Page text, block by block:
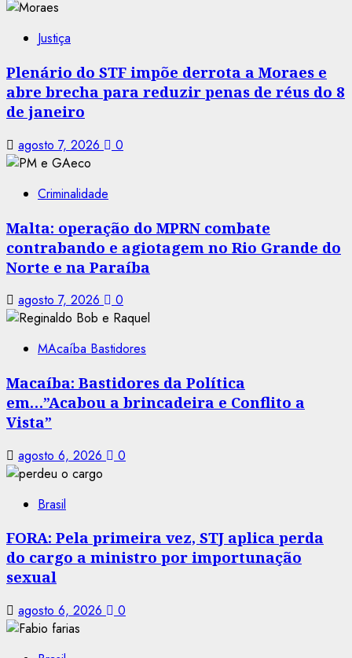
Justiça
Plenário do STF impõe derrota a Moraes e
abre brecha para reduzir penas de réus do 8
de janeiro
agosto 7, 2026 0
Criminalidade
Malta: operação do MPRN combate
contrabando e agiotagem no Rio Grande do
Norte e na Paraíba
agosto 7, 2026 0
MAcaíba Bastidores
Macaíba: Bastidores da Política
em…”Acabou a brincadeira e Conflito a
Vista”
agosto 6, 2026 0
Brasil
FORA: Pela primeira vez, STJ aplica perda
do cargo a ministro por importunação
sexual
agosto 6, 2026 0